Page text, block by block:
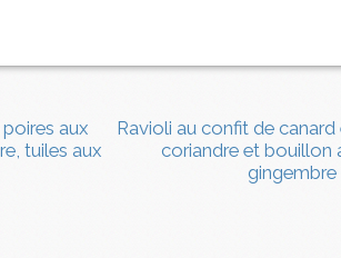
aux
tuiles aux
Ravioli au confit de canard
coriandre et bouillon
gingembre